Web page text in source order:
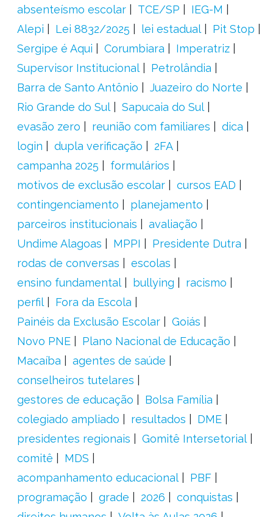
absenteísmo escolar
TCE/SP
IEG-M
Alepi
Lei 8832/2025 lei estadual
Pit Stop
Sergipe é Aqui
Corumbiara
Imperatriz
Supervisor Institucional
Petrolândia
Barra de Santo Antônio
Juazeiro do Norte
Rio Grande do Sul
Sapucaia do Sul
evasão zero
reunião com familiares
dica
login
dupla verificação
2FA
campanha 2025
formulários
motivos de exclusão escolar
cursos EAD
contingenciamento
planejamento
parceiros institucionais
avaliação
Undime Alagoas
MPPI
Presidente Dutra
rodas de conversas
escolas
ensino fundamental
bullying
racismo
perfil
Fora da Escola
Painéis da Exclusão Escolar
Goiás
Novo PNE
Plano Nacional de Educação
Macaíba
agentes de saúde
conselheiros tutelares
gestores de educação
Bolsa Família
colegiado ampliado
resultados
DME
presidentes regionais
Gomitê Intersetorial
comitê
MDS
acompanhamento educacional
PBF
programação
grade 2026
conquistas